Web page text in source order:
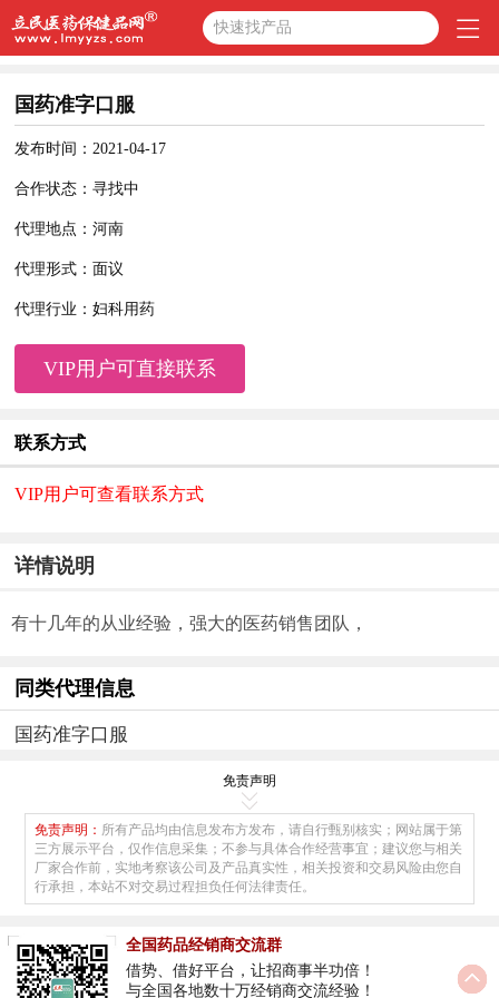
快速找产品
国药准字口服
发布时间：2021-04-17
合作状态：寻找中
代理地点：河南
代理形式：面议
代理行业：妇科用药
VIP用户可直接联系
联系方式
VIP用户可查看联系方式
详情说明
有十几年的从业经验，强大的医药销售团队，
同类代理信息
国药准字口服
免责声明
免责声明： 所有产品均由信息发布方发布，请自行甄别核实；网站属于第
三方展示平台，仅作信息采集；不参与具体合作经营事宜；建议您与相关
厂家合作前，实地考察该公司及产品真实性，相关投资和交易风险由您自
行承担，本站不对交易过程担负任何法律责任。
全国药品经销商交流群
借势、借好平台，让招商事半功倍！
与全国各地数十万经销商交流经验！